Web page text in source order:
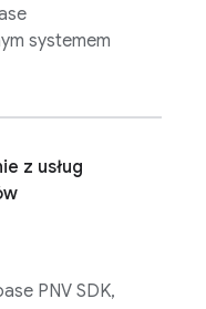
systemem
z usług
PNVSDK,